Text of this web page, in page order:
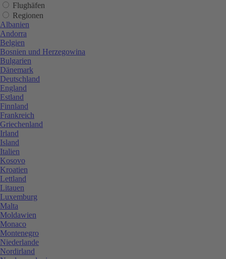
Flughäfen
Regionen
Albanien
Andorra
Belgien
Bosnien und Herzegowina
Bulgarien
Dänemark
Deutschland
England
Estland
Finnland
Frankreich
Griechenland
Irland
Island
Italien
Kosovo
Kroatien
Lettland
Litauen
Luxemburg
Malta
Moldawien
Monaco
Montenegro
Niederlande
Nordirland